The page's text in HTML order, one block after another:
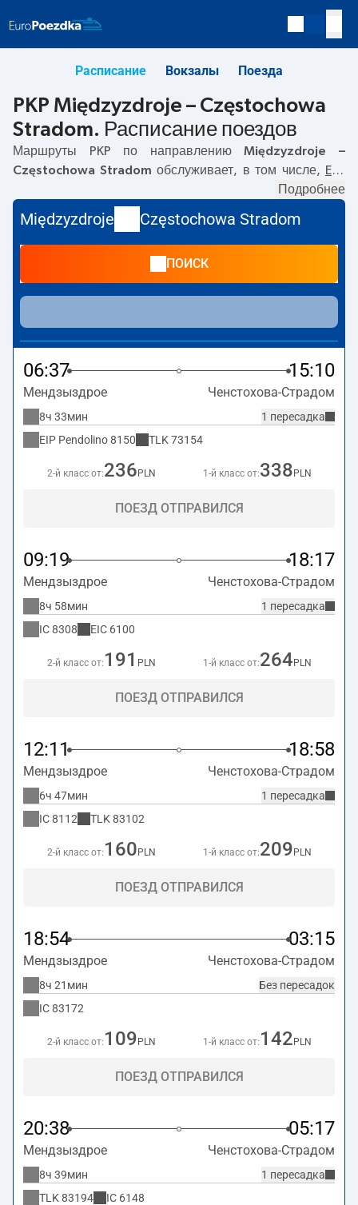
Расписание Вокзалы Поезда
PKP Międzyzdroje – Częstochowa
Stradom. Расписание поездов
Маршруты PKP по направлению Międzyzdroje –
Częstochowa Stradom обслуживает, в том числе, EIP.
с вокзала PKP
Stradom отправляется в 21:45. По маршруту
Międzyzdroje–Częstochowa Stradomтакже курсируют
IC Intercity, EIC
низкую цену билета и, как правило, более долгое время
в пути. Поезд заканчивает маршрут на станции
Częstochowa Stradom.
Подробнее
Międzyzdroje Częstochowa Stradom
ПОИСК
06:37 15:10
Мендзыздрое Ченстохова-Страдом
1 пересадка
8ч 33мин
EIP Pendolino8150 TLK 73154
2-й класс от:236 PLN 1-й класс от:338 PLN
ПОЕЗД ОТПРАВИЛСЯ
09:19 18:17
Мендзыздрое Ченстохова-Страдом
1 пересадка
8ч 58мин
IC8308 EIC 6100
2-й класс от: 191 PLN 1-й класс от:264 PLN
ПОЕЗД ОТПРАВИЛСЯ
12:11 18:58
Мендзыздрое Ченстохова-Страдом
1 пересадка
6ч 47мин
IC8112 TLK 83102
2-й класс от: 160 PLN 1-й класс от:209 PLN
ПОЕЗД ОТПРАВИЛСЯ
18:54 03:15
Мендзыздрое Ченстохова-Страдом
Без пересадок
8ч 21мин
IC83172
2-й класс от: 109 PLN 1-й класс от: 142 PLN
ПОЕЗД ОТПРАВИЛСЯ
20:38 05:17
Мендзыздрое Ченстохова-Страдом
1 пересадка
8ч 39мин
TLK 83194 IC 6148